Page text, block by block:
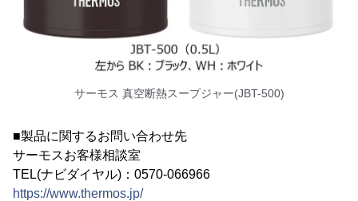
サーモス 真空断熱スープジャー(JBT-500)
■製品に関するお問い合わせ先
サーモスお客様相談室
TEL(ナビダイヤル)：0570-066966
https://www.thermos.jp/